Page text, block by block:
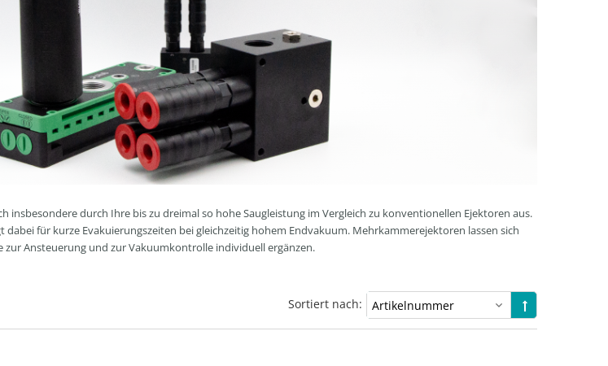
insbesondere durch Ihre bis zu dreimal so hohe Saugleistung im Vergleich zu konventionellen Ejektoren aus.
dabei für kurze Evakuierungszeiten bei gleichzeitig hohem Endvakuum. Mehrkammerejektoren lassen sich
Ansteuerung und zur Vakuumkontrolle individuell ergänzen.
Sortiert nach: